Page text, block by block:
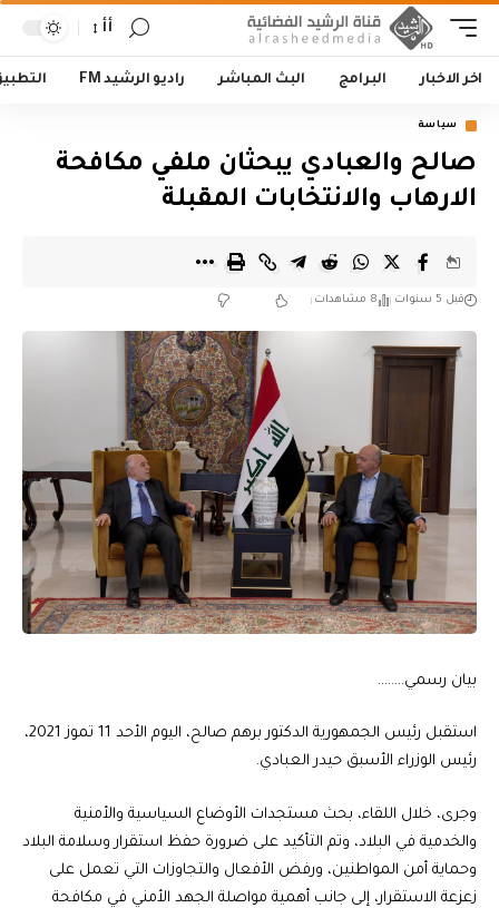
أأ
اخر الاخبار البرامج البث المباشر راديو الرشيد FM
سياسة
صالح والعبادي يبحثان ملفي مكافحة
الارهاب والانتخابات المقبلة
قبل 5 سنوات 8 مشاهدات
بيان رسمي……..
استقبل رئيس الجمهورية الدكتور برهم صالح، اليوم الأحد 11 تموز 2021،
رئيس الوزراء الأسبق حيدر العبادي.
وجرى، خلال اللقاء، بحث مستجدات الأوضاع السياسية والأمنية
والخدمية في البلاد، وتم التأكيد على ضرورة حفظ استقرار وسلامة البلاد
وحماية أمن المواطنين، ورفض الأفعال والتجاوزات التي تعمل على
زعزعة الاستقرار، إلى جانب أهمية مواصلة الجهد الأمني في مكافحة